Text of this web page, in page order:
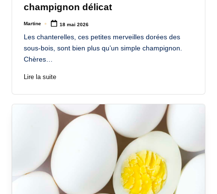
champignon délicat
Posted
Martine 18 mai 2026
Les chanterelles, ces petites merveilles dorées des
sous-bois, sont bien plus qu’un simple champignon.
Chères…
Lire la suite